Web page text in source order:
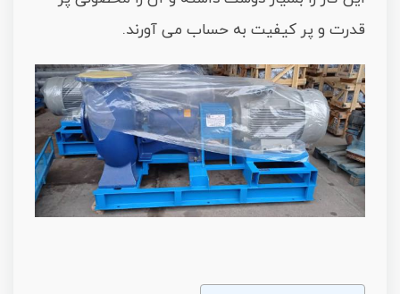
قدرت و پر کیفیت به حساب می آورند.